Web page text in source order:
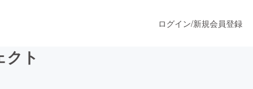
ログイン/新規会員登録
ト